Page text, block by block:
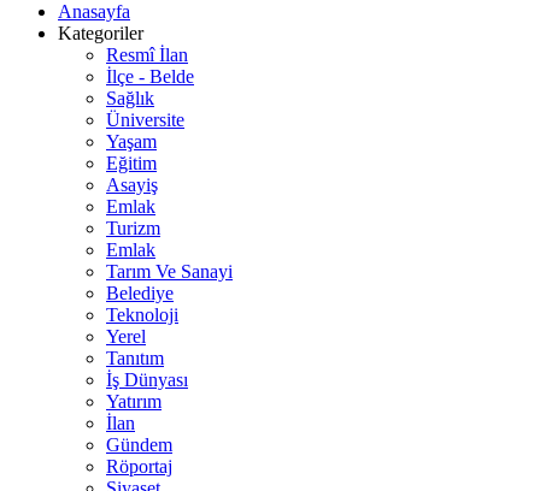
Anasayfa
Kategoriler
Resmî İlan
İlçe - Belde
Sağlık
Üniversite
Yaşam
Eğitim
Asayiş
Emlak
Turizm
Emlak
Tarım Ve Sanayi
Belediye
Teknoloji
Yerel
Tanıtım
İş Dünyası
Yatırım
İlan
Gündem
Röportaj